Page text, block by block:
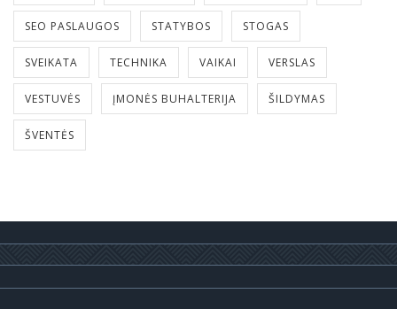
SEO PASLAUGOS STATYBOS STOGAS
SVEIKATA TECHNIKA VAIKAI VERSLAS
VESTUVĖS ĮMONĖS BUHALTERIJA ŠILDYMAS
ŠVENTĖS